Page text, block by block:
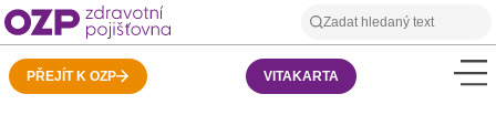
PŘEJÍT K OZP VITAKARTA